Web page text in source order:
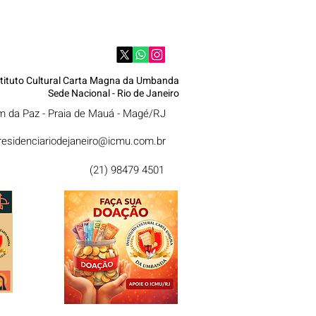
Cultural Carta Magna da Umbanda
Sede Nacional - Rio de Janeiro
da Paz - Praia de Mauá - Magé/RJ
(21) 98479 4501